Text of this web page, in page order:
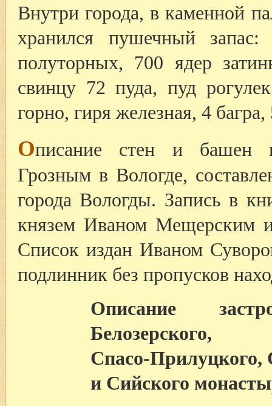
Внутри города, в каменной
хранился пушечный
полуторных, 700 ядер
свинцу 72 пуда, пуд
горно, гиря железная, 4
Описание стен и башен
Грозным в Вологде,
города Вологды. Запись в
князем Иваном Мещерским
Список издан Иваном
подлинник без пропусков
Описание
Белозерского,
Спасо-Прилуцкого,
и Сийского